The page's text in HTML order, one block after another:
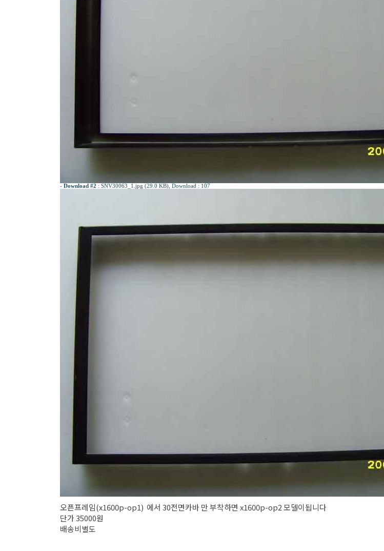
- Download #2 : SNV30063_1.jpg (29.0 KB) , Download : 107
오픈프레임(x1600p-op1) 에서 30전면카바 만 부착하면 x1600p-op2 모델이됩니다
단가 35000원
배송비별도